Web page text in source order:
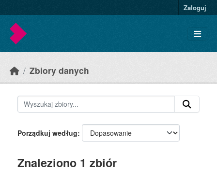
Zaloguj
Zbiory danych
Porządkuj według
Znaleziono 1 zbiór